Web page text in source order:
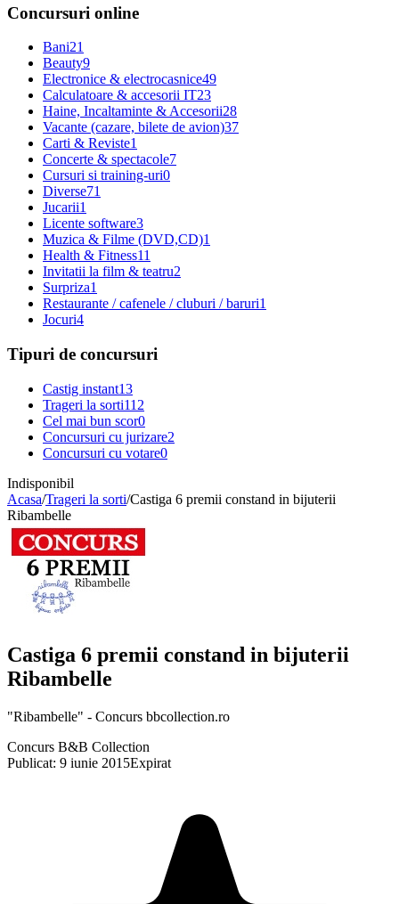
Concursuri online
Bani21
Beauty9
Electronice & electrocasnice49
Calculatoare & accesorii IT23
Haine, Incaltaminte & Accesorii28
Vacante (cazare, bilete de avion)37
Carti & Reviste1
Concerte & spectacole7
Cursuri si training-uri0
Diverse71
Jucarii1
Licente software3
Muzica & Filme (DVD,CD)1
Health & Fitness11
Invitatii la film & teatru2
Surpriza1
Restaurante / cafenele / cluburi / baruri1
Jocuri4
Tipuri de concursuri
Castig instant13
Trageri la sorti112
Cel mai bun scor0
Concursuri cu jurizare2
Concursuri cu votare0
Indisponibil
Acasa/Trageri la sorti/Castiga 6 premii constand in bijuterii
Ribambelle
Castiga 6 premii constand in bijuterii
Ribambelle
"Ribambelle" - Concurs bbcollection.ro
Concurs B&B Collection
Publicat: 9 iunie 2015Expirat